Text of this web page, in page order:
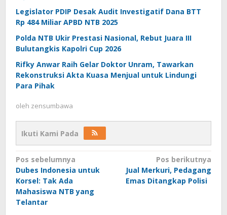
Legislator PDIP Desak Audit Investigatif Dana BTT
Rp 484 Miliar APBD NTB 2025
Polda NTB Ukir Prestasi Nasional, Rebut Juara III
Bulutangkis Kapolri Cup 2026
Rifky Anwar Raih Gelar Doktor Unram, Tawarkan
Rekonstruksi Akta Kuasa Menjual untuk Lindungi
Para Pihak
oleh zensumbawa
Ikuti Kami Pada
Navigasi
pos
Pos sebelumnya
Dubes Indonesia untuk
Korsel: Tak Ada
Mahasiswa NTB yang
Telantar
Pos berikutnya
Jual Merkuri, Pedagang
Emas Ditangkap Polisi